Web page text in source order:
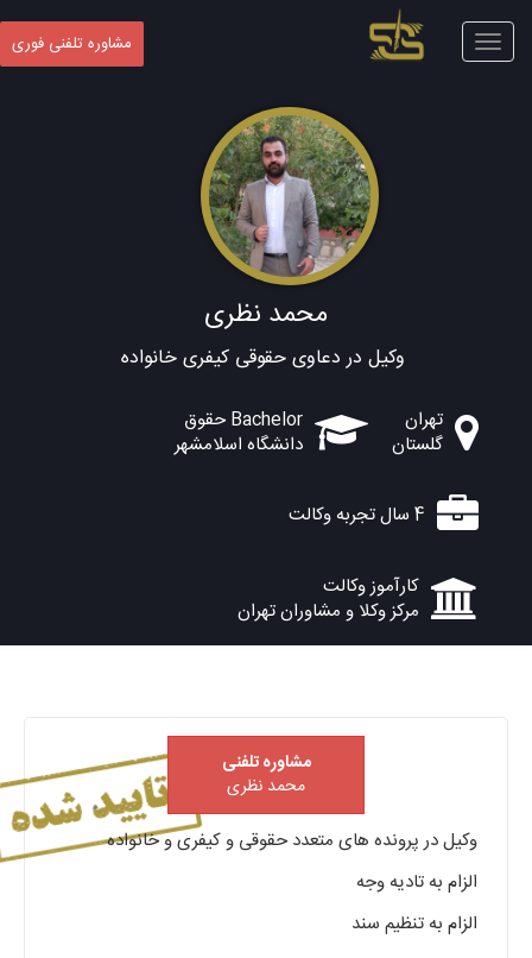
Toggle
navigation
مشاوره تلفنی فوری
محمد نظری
وکیل در دعاوی حقوقی کیفری خانواده
تهران
گلستان
Bachelor حقوق
دانشگاه اسلامشهر
4 سال تجربه وکالت
کارآموز وکالت
مرکز وکلا و مشاوران تهران
مشاوره تلفنی
محمد نظری
وکیل در پرونده های متعدد حقوقی و کیفری و خانواده
الزام به تادیه وجه
الزام به تنظیم سند